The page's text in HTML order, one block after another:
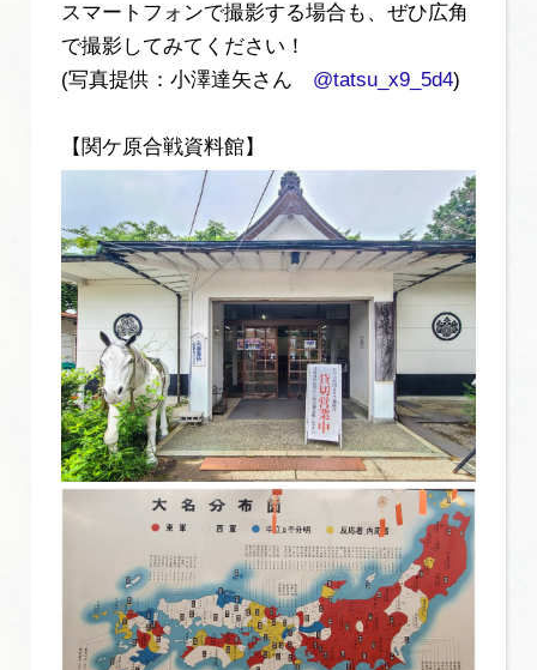
スマートフォンで撮影する場合も、ぜひ広角
で撮影してみてください！
(写真提供：小澤達矢さん @tatsu_x9_5d4)
【関ケ原合戦資料館】